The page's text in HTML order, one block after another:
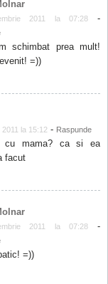
2011 la 07:28-
schimbat prea mult!
=))
la 15:12 - Raspunde
cu mama? ca si ea
facut
2011 la 07:28-
=))